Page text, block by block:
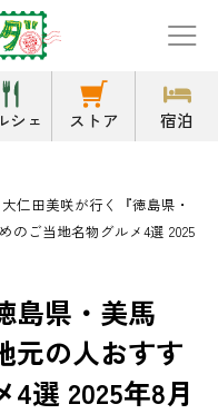
シェ ストア 宿泊
大仁田美咲が行く『徳島県・
のご当地名物グルメ4選 2025
島県・美馬
元の人おすす
選 2025年8月